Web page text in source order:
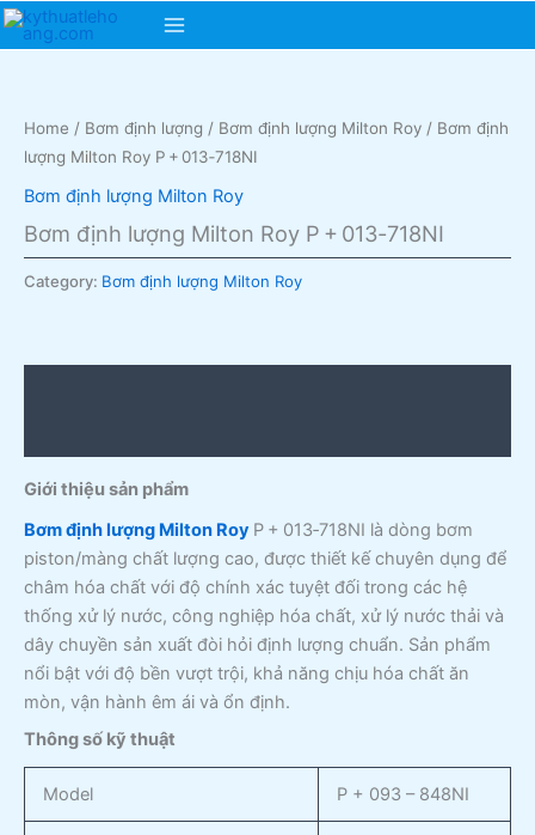
Skip
Main
Home / Bơm định lượng / Bơm định lượng Milton Roy / Bơm định
lượng Milton Roy P + 013‑718NI
Bơm định lượng Milton Roy
Bơm định lượng Milton Roy P + 013‑718NI
Category: Bơm định lượng Milton Roy
Giới thiệu sản phẩm
Bơm định lượng Milton Roy P + 013‑718NI là dòng bơm
piston/màng chất lượng cao, được thiết kế chuyên dụng để
châm hóa chất với độ chính xác tuyệt đối trong các hệ
thống xử lý nước, công nghiệp hóa chất, xử lý nước thải và
dây chuyền sản xuất đòi hỏi định lượng chuẩn. Sản phẩm
nổi bật với độ bền vượt trội, khả năng chịu hóa chất ăn
mòn, vận hành êm ái và ổn định.
Thông số kỹ thuật
Model P + 093 – 848NI